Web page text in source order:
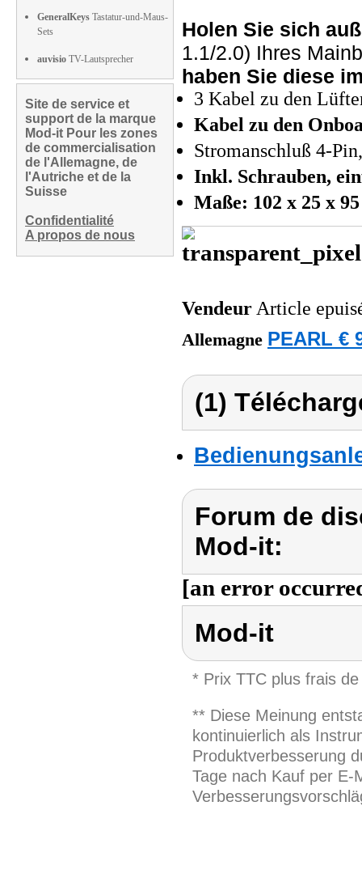
GeneralKeys Tastatur-und-Maus-
Sets
auvisio TV-Lautsprecher
Site de service et
support de la marque
Mod-it Pour les zones
de commercialisation
de l'Allemagne, de
l'Autriche et de la
Suisse
Confidentialité
A propos de nous
Holen Sie sich
1.1/2.0) Ihres
haben Sie diese
3 Kabel zu den
Kabel zu den
Stromanschluß 4-
Inkl. Schrauben,
Maße: 102 x 25 x
Vendeur Article
Allemagne PEARL €
(1)
Forum de
Mod-it:
[an error
Mod-it
* Prix TTC plus frais
** Diese Meinung
kontinuierlich als
Produktverbesserung
Tage nach Kauf per E-